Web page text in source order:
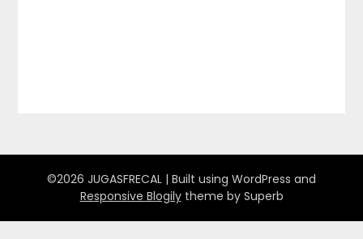
©2026 JUGASFRECAL | Built using WordPress and
Responsive Blogilytheme by Superb